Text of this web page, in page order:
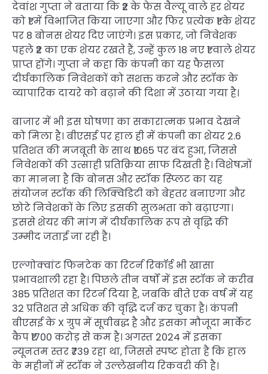
देवांश गुप्ता ने बताया कि ₹2 के फेस वैल्यू वाले हर शेयर
को ₹1 में विभाजित किया जाएगा और फिर प्रत्येक ₹1 के शेयर
पर 8 बोनस शेयर दिए जाएंगे। इस प्रकार, जो निवेशक
पहले ₹2 का एक शेयर रखते हैं, उन्हें कुल 18 नए ₹1 वाले शेयर
प्राप्त होंगे। गुप्ता ने कहा कि कंपनी का यह फैसला
दीर्घकालिक निवेशकों को सशक्त करने और स्टॉक के
व्यापारिक दायरे को बढ़ाने की दिशा में उठाया गया है।
बाजार में भी इस घोषणा का सकारात्मक प्रभाव देखने
को मिला है। बीएसई पर हाल ही में कंपनी का शेयर 2.6
प्रतिशत की मजबूती के साथ ₹1065 पर बंद हुआ, जिससे
निवेशकों की उत्साही प्रतिक्रिया साफ दिखती है। विशेषज्ञों
का मानना है कि बोनस और स्टॉक स्प्लिट का यह
संयोजन स्टॉक की लिक्विडिटी को बेहतर बनाएगा और
छोटे निवेशकों के लिए इसकी सुलभता को बढ़ाएगा।
इससे शेयर की मांग में दीर्घकालिक रूप से वृद्धि की
उम्मीद जताई जा रही है।
एल्गोक्वांट फिनटेक का रिटर्न रिकॉर्ड भी खासा
प्रभावशाली रहा है। पिछले तीन वर्षों में इस स्टॉक ने करीब
385 प्रतिशत का रिटर्न दिया है, जबकि बीते एक वर्ष में यह
32 प्रतिशत से अधिक की वृद्धि दर्ज कर चुका है। कंपनी
बीएसई के X ग्रुप में सूचीबद्ध है और इसका मौजूदा मार्केट
कैप ₹1700 करोड़ से कम है। अगस्त 2024 में इसका
न्यूनतम स्तर ₹739 रहा था, जिससे स्पष्ट होता है कि हाल
के महीनों में स्टॉक ने उल्लेखनीय रिकवरी की है।